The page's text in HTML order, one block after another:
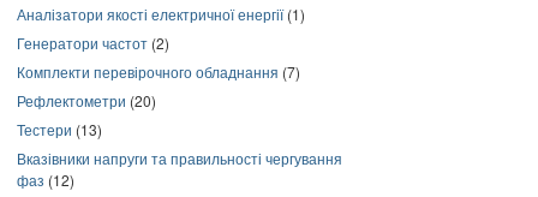
Аналізатори якості електричної енергії(1)
Генератори частот (2)
Комплекти перевірочного обладнання (7)
Рефлектометри (20)
Тестери (13)
Вказівники напруги та правильності чергування
фаз (12)